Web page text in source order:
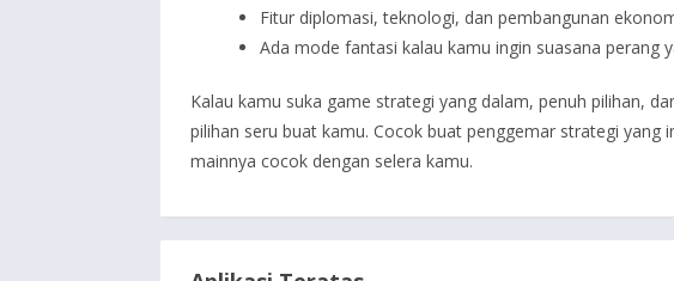
Fitur diplomasi, teknologi, dan pembangunan
Ada mode fantasi kalau kamu ingin suasana perang
Kalau kamu suka game strategi yang dalam, penuh pilihan,
pilihan seru buat kamu. Cocok buat penggemar strategi yang
mainnya cocok dengan selera kamu.